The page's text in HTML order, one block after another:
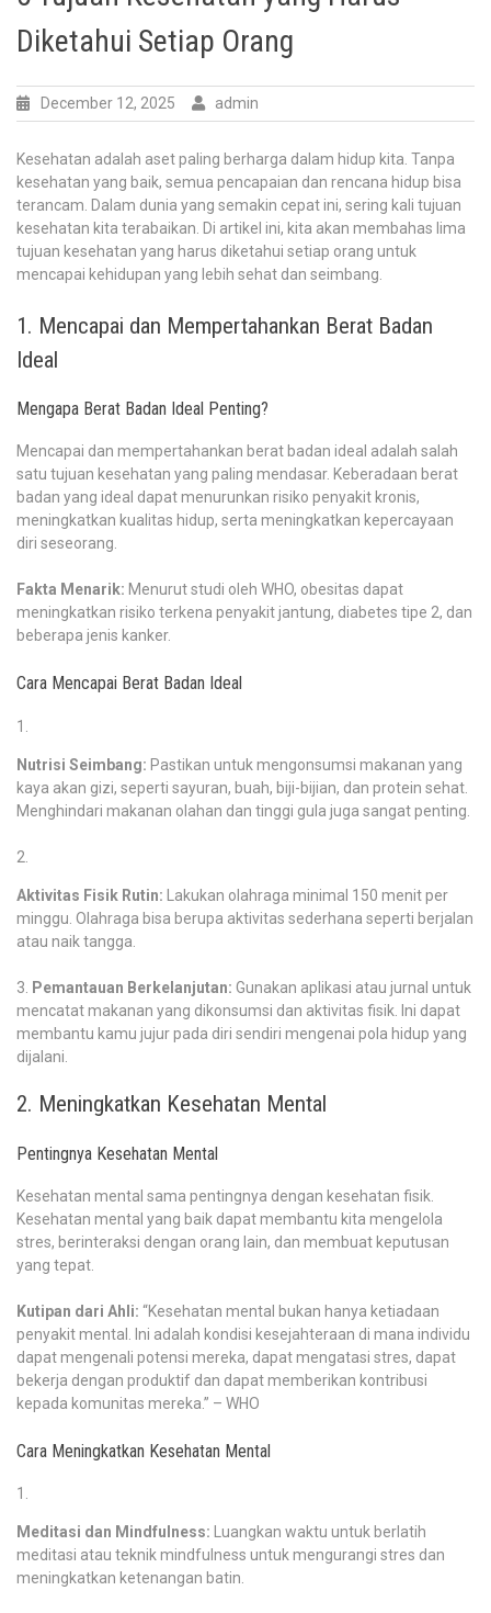
Diketahui Setiap Orang
December 12, 2025 admin
Kesehatan adalah aset paling berharga dalam hidup kita. Tanpa
kesehatan yang baik, semua pencapaian dan rencana hidup bisa
terancam. Dalam dunia yang semakin cepat ini, sering kali tujuan
kesehatan kita terabaikan. Di artikel ini, kita akan membahas lima
tujuan kesehatan yang harus diketahui setiap orang untuk
mencapai kehidupan yang lebih sehat dan seimbang.
1. Mencapai dan Mempertahankan Berat Badan
Ideal
Mengapa Berat Badan Ideal Penting?
Mencapai dan mempertahankan berat badan ideal adalah salah
satu tujuan kesehatan yang paling mendasar. Keberadaan berat
badan yang ideal dapat menurunkan risiko penyakit kronis,
meningkatkan kualitas hidup, serta meningkatkan kepercayaan
diri seseorang.
Fakta Menarik: Menurut studi oleh WHO, obesitas dapat
meningkatkan risiko terkena penyakit jantung, diabetes tipe 2, dan
beberapa jenis kanker.
Cara Mencapai Berat Badan Ideal
Nutrisi Seimbang: Pastikan untuk mengonsumsi makanan yang
kaya akan gizi, seperti sayuran, buah, biji-bijian, dan protein sehat.
Menghindari makanan olahan dan tinggi gula juga sangat penting.
Aktivitas Fisik Rutin: Lakukan olahraga minimal 150 menit per
minggu. Olahraga bisa berupa aktivitas sederhana seperti berjalan
atau naik tangga.
Pemantauan Berkelanjutan: Gunakan aplikasi atau jurnal untuk
mencatat makanan yang dikonsumsi dan aktivitas fisik. Ini dapat
membantu kamu jujur pada diri sendiri mengenai pola hidup yang
dijalani.
2. Meningkatkan Kesehatan Mental
Pentingnya Kesehatan Mental
Kesehatan mental sama pentingnya dengan kesehatan fisik.
Kesehatan mental yang baik dapat membantu kita mengelola
stres, berinteraksi dengan orang lain, dan membuat keputusan
yang tepat.
Kutipan dari Ahli: “Kesehatan mental bukan hanya ketiadaan
penyakit mental. Ini adalah kondisi kesejahteraan di mana individu
dapat mengenali potensi mereka, dapat mengatasi stres, dapat
bekerja dengan produktif dan dapat memberikan kontribusi
kepada komunitas mereka.” – WHO
Cara Meningkatkan Kesehatan Mental
Meditasi dan Mindfulness: Luangkan waktu untuk berlatih
meditasi atau teknik mindfulness untuk mengurangi stres dan
meningkatkan ketenangan batin.